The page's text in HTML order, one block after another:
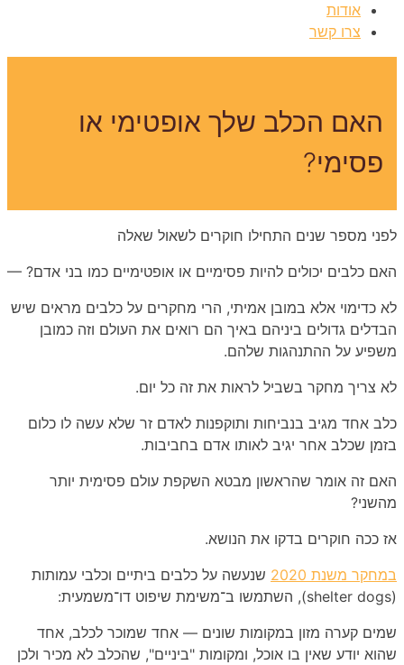
אודות
צרו קשר
האם הכלב שלך אופטימי או
פסימי?
לפני מספר שנים התחילו חוקרים לשאול שאלה
האם כלבים יכולים להיות פסימיים או אופטימיים כמו בני אדם? —
לא כדימוי אלא במובן אמיתי, הרי מחקרים על כלבים מראים שיש
הבדלים גדולים ביניהם באיך הם רואים את העולם וזה כמובן
משפיע על ההתנהגות שלהם.
לא צריך מחקר בשביל לראות את זה כל יום.
כלב אחד מגיב בנביחות ותוקפנות לאדם זר שלא עשה לו כלום
בזמן שכלב אחר יגיב לאותו אדם בחביבות.
האם זה אומר שהראשון מבטא השקפת עולם פסימית יותר
מהשני?
אז ככה חוקרים בדקו את הנושא.
במחקר משנת 2020
שנעשה על כלבים ביתיים וכלבי עמותות
(shelter dogs), השתמשו ב־משימת שיפוט דו־משמעית:
שמים קערה מזון במקומות שונים — אחד שמוכר לכלב, אחד
שהוא יודע שאין בו אוכל, ומקומות "ביניים", שהכלב לא מכיר ולכן